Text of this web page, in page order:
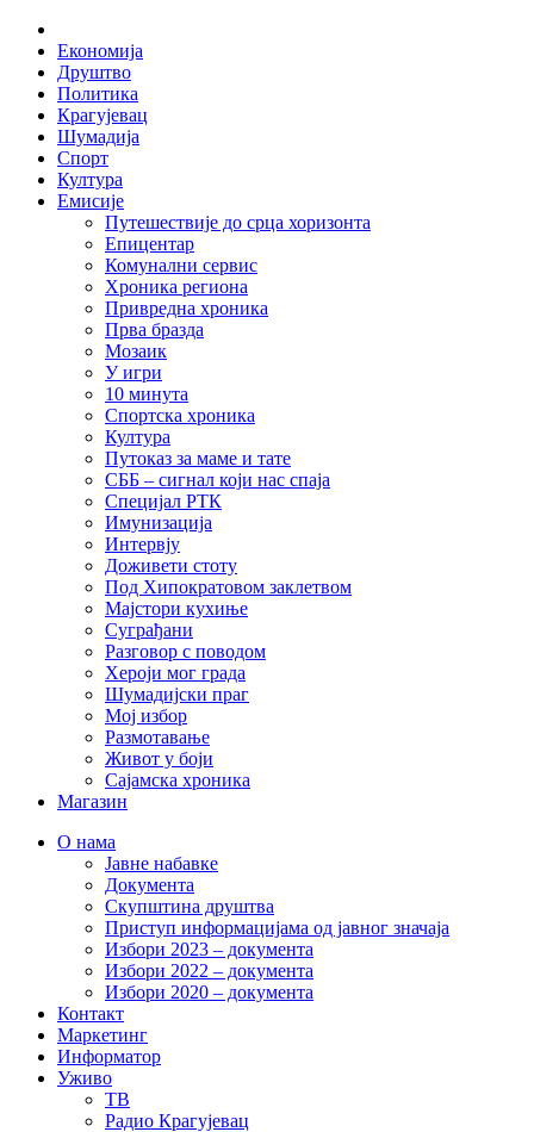
Skip
content
Економија
Друштво
Политика
Крагујевац
Шумадија
Спорт
Култура
Емисије
Путешествије до срца хоризонта
Епицентар
Комунални сервис
Хроника региона
Привредна хроника
Прва бразда
Мозаик
У игри
10 минута
Спортска хроника
Култура
Путоказ за маме и тате
СББ – сигнал који нас спаја
Специјал РТК
Имунизација
Интервју
Доживети стоту
Под Хипократовом заклетвом
Мајстори кухиње
Суграђани
Разговор с поводом
Хероји мог града
Шумадијски праг
Мој избор
Размотавање
Живот у боји
Сајамска хроника
Магазин
О нама
Јавне набавке
Документа
Скупштина друштва
Приступ информацијама од јавног значаја
Избори 2023 – документа
Избори 2022 – документа
Избори 2020 – документа
Контакт
Маркетинг
Информатор
Уживо
ТВ
Радио Крагујевац